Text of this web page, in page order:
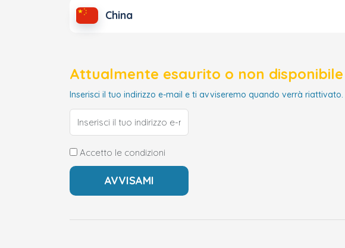
China
Attualmente esaurito o non disponibile
Inserisci il tuo indirizzo e-mail e ti avviseremo quando verrà riattivato.
Accetto le condizioni